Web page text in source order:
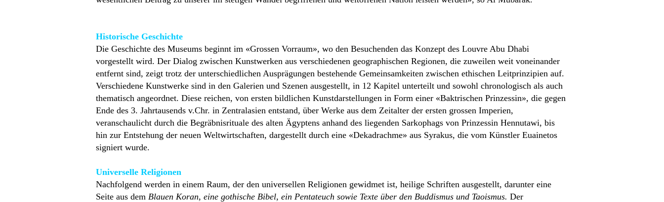
Historische Geschichte
Die Geschichte des Museums beginnt im «Grossen Vorraum», wo den Besuchenden das Konzept des Louvre Abu Dhabi
vorgestellt wird. Der Dialog zwischen Kunstwerken aus verschiedenen geographischen Regionen, die zuweilen weit voneinander
entfernt sind, zeigt trotz der unterschiedlichen Ausprägungen bestehende Gemeinsamkeiten zwischen ethischen Leitprinzipien auf.
Verschiedene Kunstwerke sind in den Galerien und Szenen ausgestellt, in 12 Kapitel unterteilt und sowohl chronologisch als auch
thematisch angeordnet. Diese reichen, von ersten bildlichen Kunstdarstellungen in Form einer «Baktrischen Prinzessin», die gegen
Ende des 3. Jahrtausends v.Chr. in Zentralasien entstand, über Werke aus dem Zeitalter der ersten grossen Imperien,
veranschaulicht durch die Begräbnisrituale des alten Ägyptens anhand des liegenden Sarkophags von Prinzessin Hennutawi, bis
hin zur Entstehung der neuen Weltwirtschaften, dargestellt durch eine «Dekadrachme» aus Syrakus, die vom Künstler Euainetos
signiert wurde.
Universelle Religionen
Nachfolgend werden in einem Raum, der den universellen Religionen gewidmet ist, heilige Schriften ausgestellt, darunter eine
Seite aus dem Blauen Koran, eine gothische Bibel, ein Pentateuch sowie Texte über den Buddismus und Taoismus. Der